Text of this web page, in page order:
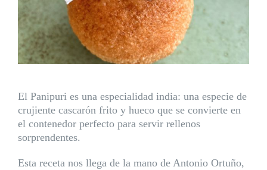
El Panipuri es una especialidad india: una especie de
crujiente cascarón frito y hueco que se convierte en
el contenedor perfecto para servir rellenos
sorprendentes.
Esta receta nos llega de la mano de Antonio Ortuño,